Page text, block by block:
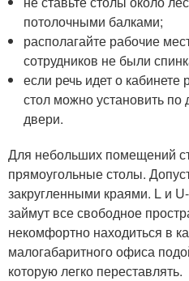
потолочными балками;
располагайте рабочие
сотрудников не были
если речь идет о кабинете
стол можно установить по
двери.
Для небольших помещений
прямоугольные столы.
закругленными краями. L и
займут все свободное
некомфортно находиться в
малогабаритного офиса
которую легко переставлять.